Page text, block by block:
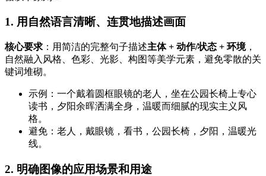
1. 用自然语言清晰、连贯地描述画面
核心要求 ：用简洁的完整句子描述主体 + 动作/状态 + 环境，
自然融入风格、色彩、光影、构图等美学元素，避免零散的关
键词堆砌。
示例：一个戴着圆框眼镜的老人，坐在公园长椅上专心
读书，夕阳余晖洒满全身，温暖而细腻的现实主义风
格。
避免：老人，戴眼镜，看书，公园长椅，夕阳，温暖光
线。
2. 明确图像的应用场景和用途